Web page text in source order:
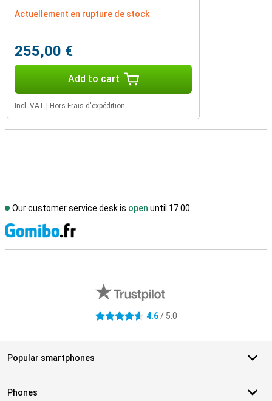
Actuellement en rupture de stock
255,00 €
Add to cart
Incl. VAT Hors Frais d'expédition
Our customer service desk is open until 17.00
4.6 stars 4.6/ 5.0
Popular smartphones
Phones